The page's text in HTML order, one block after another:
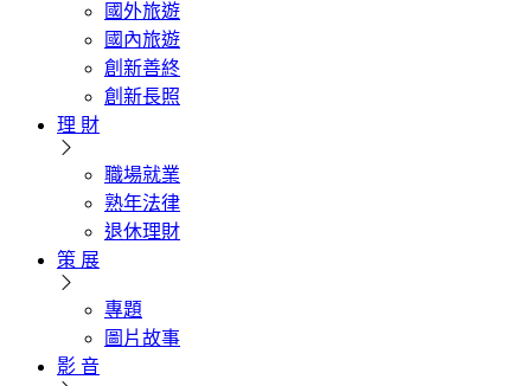
國外旅遊
國內旅遊
創新善終
創新長照
理 財
職場就業
熟年法律
退休理財
策 展
專題
圖片故事
影 音